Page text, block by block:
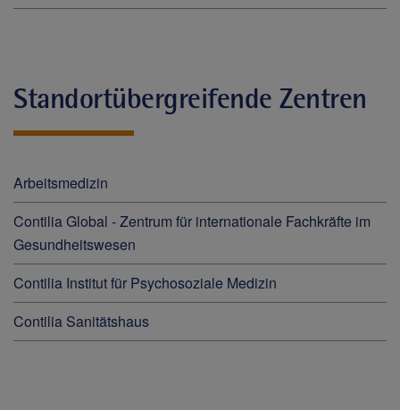
Standortübergreifende Zentren
Arbeitsmedizin
Contilia Global - Zentrum für internationale Fachkräfte im
Gesundheitswesen
Contilia Institut für Psychosoziale Medizin
Contilia Sanitätshaus